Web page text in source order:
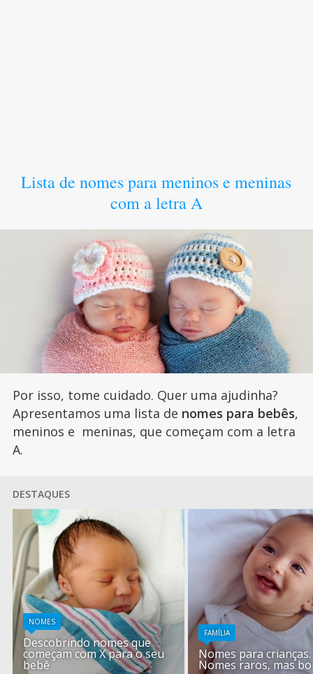
Lista de nomes para meninos e meninas
com a letra A
Por isso, tome cuidado. Quer uma ajudinha?
Apresentamos uma lista de nomes para bebês,
meninos e meninas, que começam com a letra
A.
DESTAQUES
NOMES
Descobrindo nomes que
começam com X para o seu
bebê
FAMÍLIA
Nomes para
Nomes raros, mas